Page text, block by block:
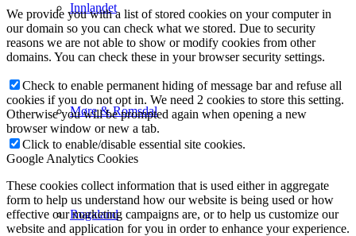
Innlandet
Møre & Romsdal
Rogaland
We provide you with a list of stored cookies on your computer in
our domain so you can check what we stored. Due to security
reasons we are not able to show or modify cookies from other
domains. You can check these in your browser security settings.
Check to enable permanent hiding of message bar and refuse all
cookies if you do not opt in. We need 2 cookies to store this setting.
Otherwise you will be prompted again when opening a new
browser window or new a tab.
Click to enable/disable essential site cookies.
Google Analytics Cookies
These cookies collect information that is used either in aggregate
form to help us understand how our website is being used or how
effective our marketing campaigns are, or to help us customize our
website and application for you in order to enhance your experience.